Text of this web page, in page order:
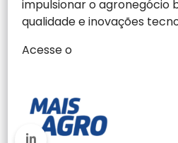
impulsionar o agronegócio
qualidade e inovações
Acesse o